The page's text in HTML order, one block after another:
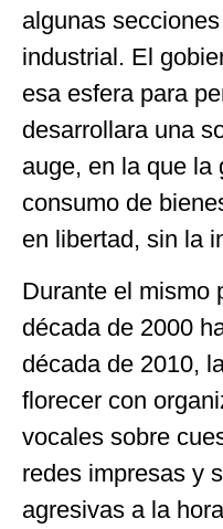
algunas
industrial. El
esa esfera para
desarrollara una
auge, en la que la
consumo de
en libertad, sin la
Durante el mismo
década de 2000
década de 2010,
florecer con
vocales sobre
redes impresas y
agresivas a la